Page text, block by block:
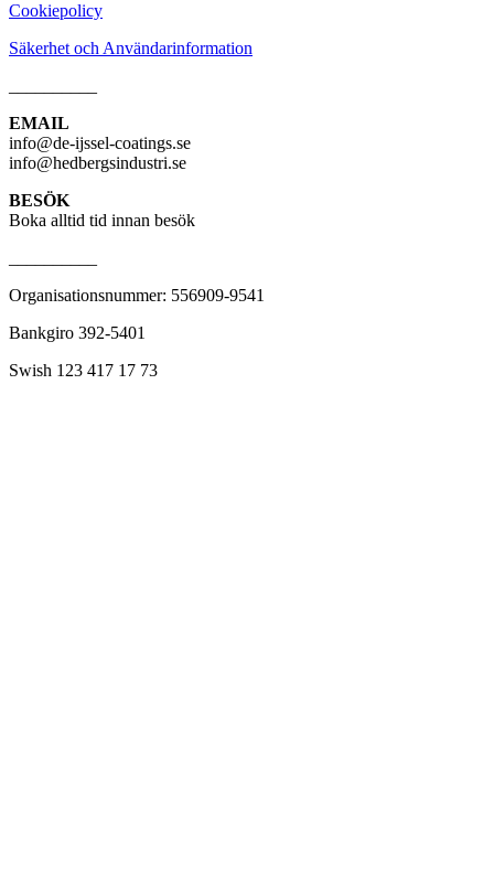
Cookiepolicy
Säkerhet och Användarinformation
EMAIL
info@de-ijssel-coatings.se
info@hedbergsindustri.se
BESÖK
Boka alltid tid innan besök
Organisationsnummer: 556909-9541
Bankgiro 392-5401
Swish 123 417 17 73